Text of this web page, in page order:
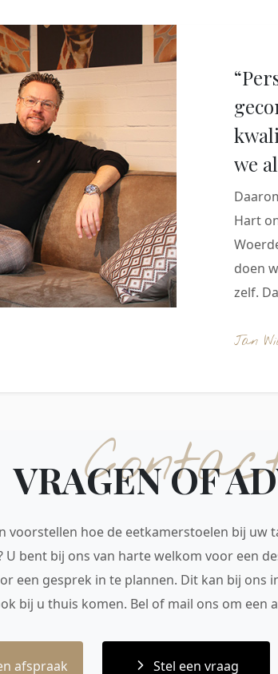
we
Hart
doen
zelf.
Jan
VRAGEN OF
voorstellen hoe de eetkamerstoelen bij uw
U bent bij ons van harte welkom voor een
een gesprek in te plannen. Dit kan bij ons
bij u thuis komen. Bel of mail ons om een
afspraak Stel een vraag